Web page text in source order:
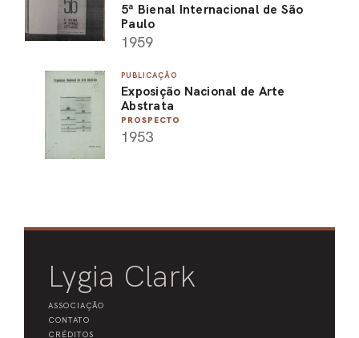
5ª Bienal Internacional de São
Paulo
1959
PUBLICAÇÃO
Exposição Nacional de Arte
Abstrata
PROSPECTO
1953
Lygia Clark
ASSOCIAÇÃO
CONTATO
CRÉDITOS